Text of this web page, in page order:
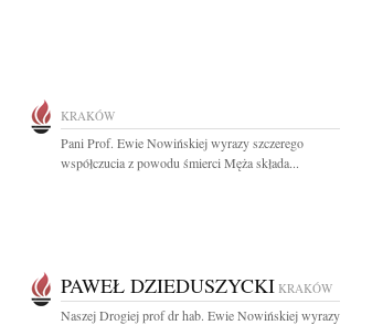
KRAKÓW
Pani Prof. Ewie Nowińskiej wyrazy szczerego
współczucia z powodu śmierci Męża składa...
PAWEŁ DZIEDUSZYCKI KRAKÓW
Naszej Drogiej prof dr hab. Ewie Nowińskiej wyrazy